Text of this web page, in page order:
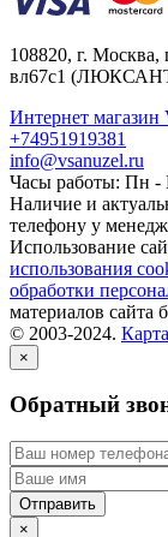
108820, г. Москва,
вл67с1 (ЛЮКСАНТ),
Интернет магазин
+74951919381
info@vsanuzel.ru
Часы работы: Пн -
Наличие и
телефону у
Использование
использования
обработки
материалов сайта
© 2003-2024.
×
Обратный
×